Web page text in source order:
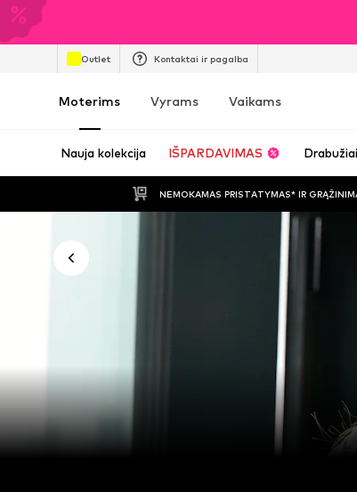
Outlet Kontaktai ir pagalba
Moterims Vyrams Vaikams
Nauja kolekcija IŠPARDAVIMAS Drabužiai
NEMOKAMAS PRISTATYMAS* IR